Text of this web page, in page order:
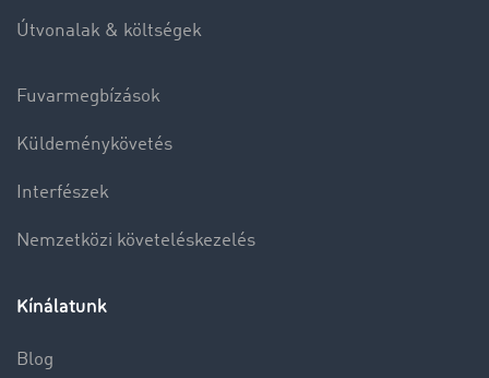
Útvonalak & költségek
Fuvarmegbízások
Küldeménykövetés
Interfészek
Nemzetközi követeléskezelés
Kínálatunk
Blog